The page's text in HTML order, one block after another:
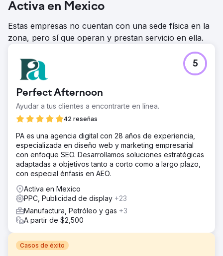
Activa en Mexico
Estas empresas no cuentan con una sede física en la
zona, pero sí que operan y prestan servicio en ella.
Perfect Afternoon
Ayudar a tus clientes a encontrarte en línea.
42 reseñas
5
PA es una agencia digital con 28 años de experiencia,
especializada en diseño web y marketing empresarial
con enfoque SEO. Desarrollamos soluciones estratégicas
adaptadas a objetivos tanto a corto como a largo plazo,
con especial énfasis en AEO.
Activa en Mexico
PPC, Publicidad de display +23
Manufactura, Petróleo y gas +3
A partir de $2,500
Casos de éxito